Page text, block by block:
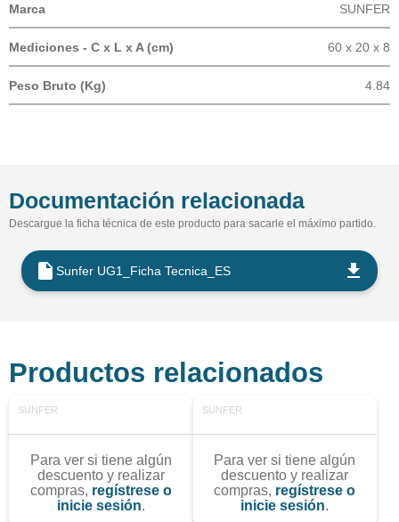
Marca SUNFER
Mediciones - C x L x A (cm) 60 x 20 x 8
Peso Bruto (Kg) 4.84
Documentación relacionada
Descargue la ficha técnica de este producto para sacarle el máximo partido.
Sunfer UG1_Ficha Tecnica_ES
Productos relacionados
SUNFER
Para ver si tiene algún
descuento y realizar
compras, regístrese o
inicie sesión.
SUNFER
Para ver si tiene algún
descuento y realizar
compras, regístrese o
inicie sesión.